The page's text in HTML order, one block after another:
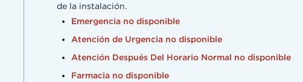
de la instalación.
Emergencia no disponible
Atención de Urgencia no disponible
Atención Después Del Horario Normal no disponible
Farmacia no disponible